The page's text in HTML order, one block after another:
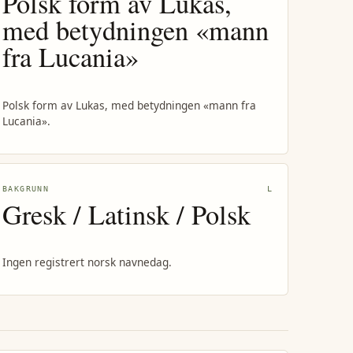
med betydningen «mann
fra Lucania»
Polsk form av Lukas, med betydningen «mann fra
Lucania».
BAKGRUNN L
Gresk / Latinsk / Polsk
Ingen registrert norsk navnedag.